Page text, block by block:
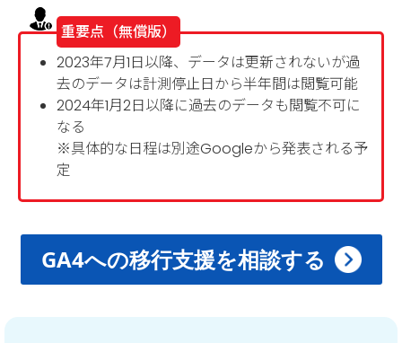
重要点（無償版）
2023年7月1日以降、データは更新されないが過
去のデータは計測停止日から半年間は閲覧可能
2024年1月2日以降に過去のデータも閲覧不可に
なる
※具体的な日程は別途Googleから発表される予
定
GA4への移行支援を相談する